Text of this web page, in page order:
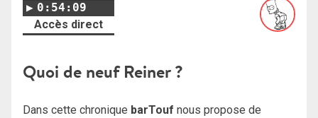
0:54:09
Accès direct
Quoi de neuf Reiner ?
Dans cette chronique barTouf nous propose de